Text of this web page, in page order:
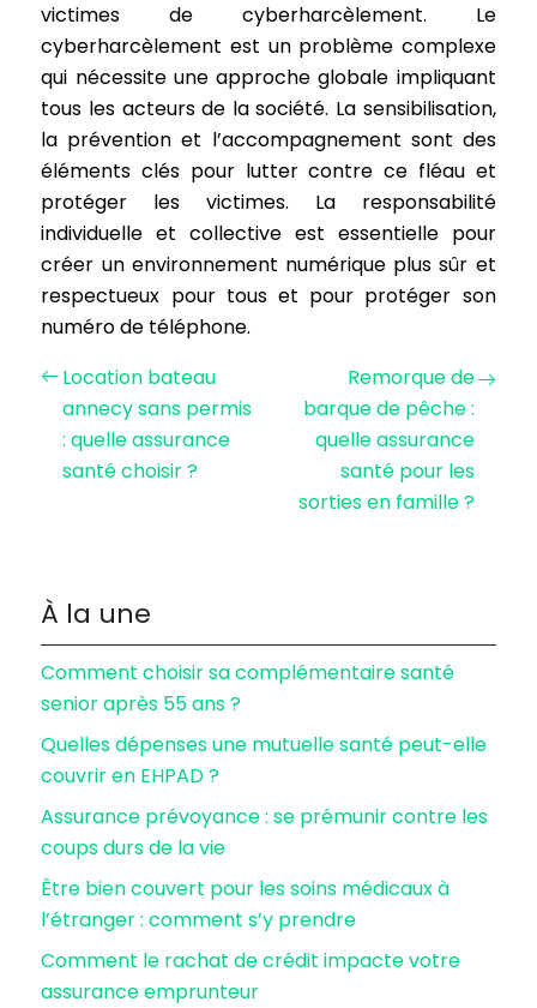
victimes de cyberharcèlement. Le
cyberharcèlement est un problème complexe
qui nécessite une approche globale impliquant
tous les acteurs de la société. La sensibilisation,
la prévention et l’accompagnement sont des
éléments clés pour lutter contre ce fléau et
protéger les victimes. La responsabilité
individuelle et collective est essentielle pour
créer un environnement numérique plus sûr et
respectueux pour tous et pour protéger son
numéro de téléphone.
Location bateau
annecy sans permis
: quelle assurance
santé choisir ?
Remorque de
barque de pêche :
quelle assurance
santé pour les
sorties en famille ?
À la une
Comment choisir sa complémentaire santé
senior après 55 ans ?
Quelles dépenses une mutuelle santé peut-elle
couvrir en EHPAD ?
Assurance prévoyance : se prémunir contre les
coups durs de la vie
Être bien couvert pour les soins médicaux à
l’étranger : comment s’y prendre
Comment le rachat de crédit impacte votre
assurance emprunteur